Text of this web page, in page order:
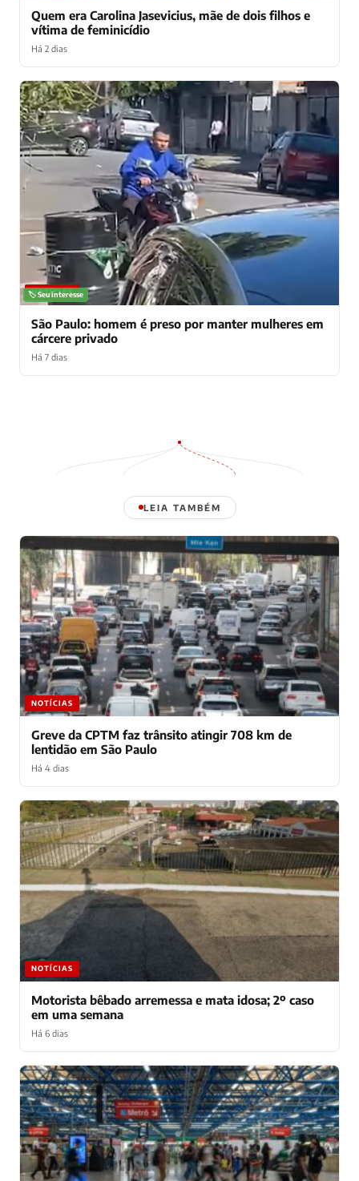
Quem era Carolina Jasevicius, mãe de dois filhos e
vítima de feminicídio
Há 2 dias
NOTÍCIAS
🏷️ Seu interesse
São Paulo: homem é preso por manter mulheres em
cárcere privado
Há 7 dias
LEIA TAMBÉM
NOTÍCIAS
Greve da CPTM faz trânsito atingir 708 km de
lentidão em São Paulo
Há 4 dias
NOTÍCIAS
Motorista bêbado arremessa e mata idosa; 2º caso
em uma semana
Há 6 dias